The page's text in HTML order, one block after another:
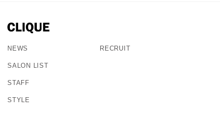
NEWS
SALON LIST
STAFF
STYLE
RECRUIT